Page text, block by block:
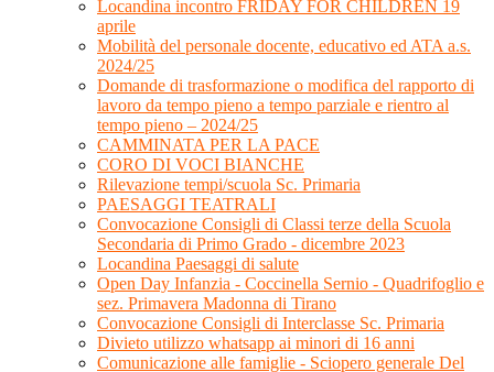
Locandina incontro FRIDAY FOR CHILDREN 19
aprile
Mobilità del personale docente, educativo ed ATA a.s.
2024/25
Domande di trasformazione o modifica del rapporto di
lavoro da tempo pieno a tempo parziale e rientro al
tempo pieno – 2024/25
CAMMINATA PER LA PACE
CORO DI VOCI BIANCHE
Rilevazione tempi/scuola Sc. Primaria
PAESAGGI TEATRALI
Convocazione Consigli di Classi terze della Scuola
Secondaria di Primo Grado - dicembre 2023
Locandina Paesaggi di salute
Open Day Infanzia - Coccinella Sernio - Quadrifoglio e
sez. Primavera Madonna di Tirano
Convocazione Consigli di Interclasse Sc. Primaria
Divieto utilizzo whatsapp ai minori di 16 anni
Comunicazione alle famiglie - Sciopero generale Del